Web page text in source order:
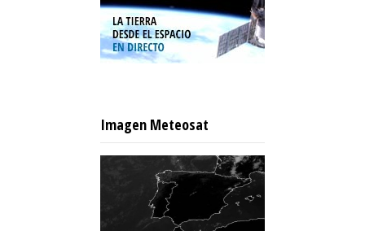
Imagen Meteosat